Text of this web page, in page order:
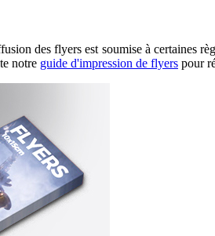
des flyers est soumise à certaines
notre guide d'impression de flyers pour